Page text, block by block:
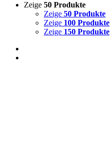
Zeige 50 Produkte
Zeige 50 Produkte
Zeige 100 Produkte
Zeige 150 Produkte